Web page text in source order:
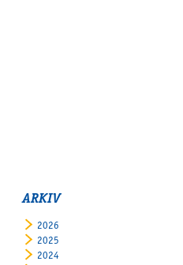
ARKIV
2026
2025
2024